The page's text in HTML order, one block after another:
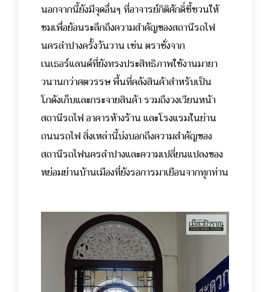
นอกจากนี้ยังมีจุดอื่นๆ ที่อาจารย์กิติศักดิ์ชี้ชวนให้
ชมเพื่อย้อนระลึกถึงความสำคัญของสถานีรถไฟ
นครลำปางครั้งวันวาน เช่น ตราชั่งจาก
เนเธอร์แลนด์ที่ยังทรงประสิทธิภาพใช้งานมายา
วนานกว่าศตวรรษ พื้นที่คลังสินค้าสำหรับเป็น
โกดังเก็บและกระจายสินค้า รวมถึงวงเวียนหน้า
สถานีรถไฟ อาคารห้างร้าน และโรงแรมในย่าน
ถนนรถไฟ สิ่งเหล่านี้บ่งบอกถึงความสำคัญของ
สถานีรถไฟนครลำปางและความเปลี่ยนแปลงของ
หย่อมย่านบ้านเมืองที่ยังรอการมาเยือนจากทุกท่าน